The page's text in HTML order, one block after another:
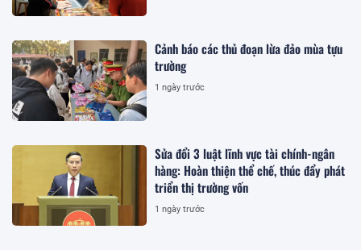
Cảnh báo các thủ đoạn lừa đảo mùa tựu
trường
1 ngày trước
Sửa đổi 3 luật lĩnh vực tài chính-ngân
hàng: Hoàn thiện thể chế, thúc đẩy phát
triển thị trường vốn
1 ngày trước